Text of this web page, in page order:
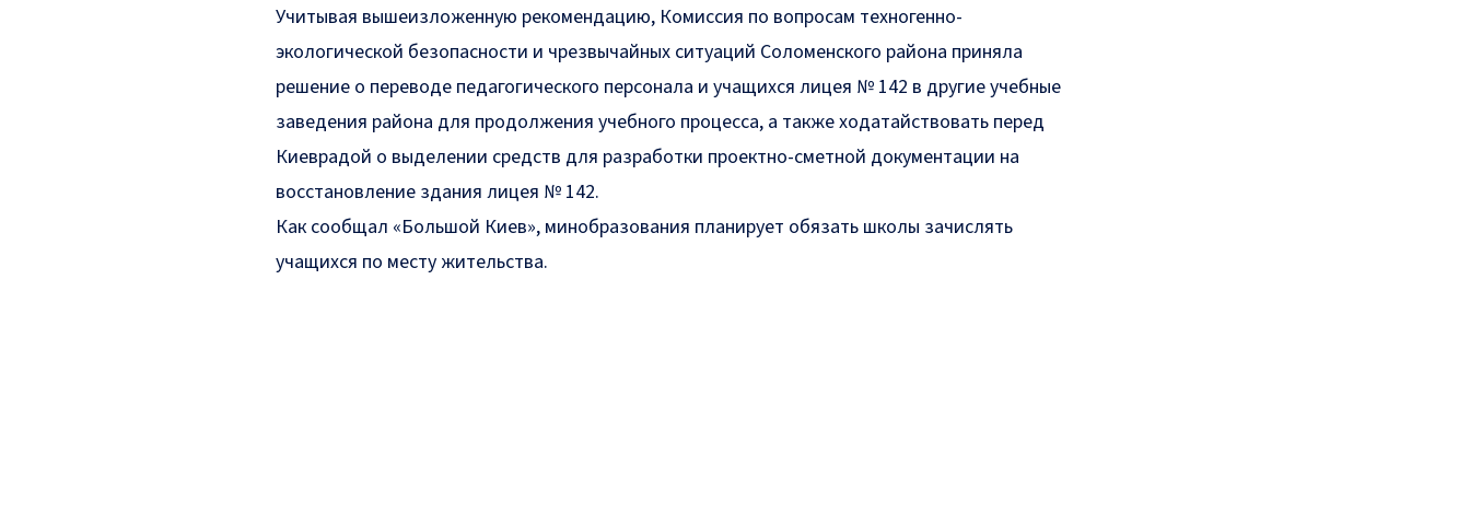
Учитывая вышеизложенную рекомендацию, Комиссия по вопросам техногенно-
экологической безопасности и чрезвычайных ситуаций Соломенского района приняла
решение о переводе педагогического персонала и учащихся лицея № 142 в другие учебные
заведения района для продолжения учебного процесса, а также ходатайствовать перед
Киеврадой о выделении средств для разработки проектно-сметной документации на
восстановление здания лицея № 142.
Как сообщал «Большой Киев», минобразования планирует обязать школы зачислять
учащихся по месту жительства.